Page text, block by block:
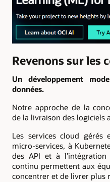
Revenons sur les
Un développement
données.
Notre approche de la
de la livraison des logiciels
Les services cloud gérés
micro-services, à
des API et à
continu permettent aux
concentrer et de livrer plus